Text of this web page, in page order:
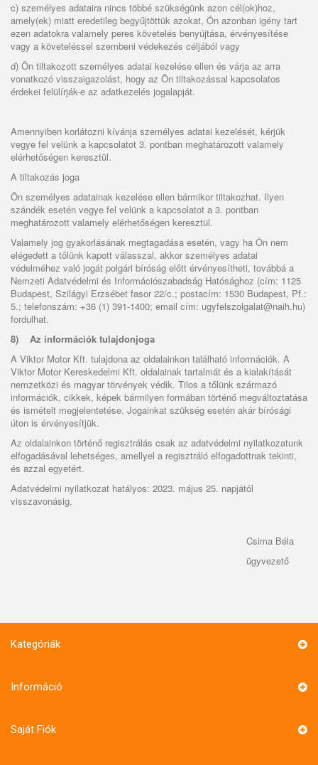
c) személyes adataira nincs többé szükségünk azon cél(ok)hoz,
amely(ek) miatt eredetileg begyűjtöttük azokat, Ön azonban igény tart
ezen adatokra valamely peres követelés benyújtása, érvényesítése
vagy a követeléssel szembeni védekezés céljából vagy
d) Ön tiltakozott személyes adatai kezelése ellen és várja az arra
vonatkozó visszaigazolást, hogy az Ön tiltakozással kapcsolatos
érdekei felülírják-e az adatkezelés jogalapját.
Amennyiben korlátozni kívánja személyes adatai kezelését, kérjük
vegye fel velünk a kapcsolatot 3. pontban meghatározott valamely
elérhetőségen keresztül.
A tiltakozás joga
Ön személyes adatainak kezelése ellen bármikor tiltakozhat. Ilyen
szándék esetén vegye fel velünk a kapcsolatot a 3. pontban
meghatározott valamely elérhetőségen keresztül.
Valamely jog gyakorlásának megtagadása esetén, vagy ha Ön nem
elégedett a tőlünk kapott válasszal, akkor személyes adatai
védelméhez való jogát polgári bíróság előtt érvényesítheti, továbbá a
Nemzeti Adatvédelmi és Információszabadság Hatósághoz (cím: 1125
Budapest, Szilágyi Erzsébet fasor 22/c.; postacím: 1530 Budapest, Pf.:
5.; telefonszám: +36 (1) 391-1400; email cím: ugyfelszolgalat@naih.hu)
fordulhat.
8)
Az információk tulajdonjoga
A Viktor Motor Kft. tulajdona az oldalainkon található információk. A
Viktor Motor Kereskedelmi Kft. oldalainak tartalmát és a kialakítását
nemzetközi és magyar törvények védik. Tilos a tőlünk származó
információk, cikkek, képek bármilyen formában történő megváltoztatása
és ismételt megjelentetése. Jogainkat szükség esetén akár bírósági
úton is érvényesítjük.
Az oldalainkon történő regisztrálás csak az adatvédelmi nyilatkozatunk
elfogadásával lehetséges, amellyel a regisztráló elfogadottnak tekinti,
és azzal egyetért.
Adatvédelmi nyilatkozat hatályos: 2023. május 25. napjától
visszavonásig.
Csima Béla
ügyvezető
Kategóriák
Információ
Saját Fiók